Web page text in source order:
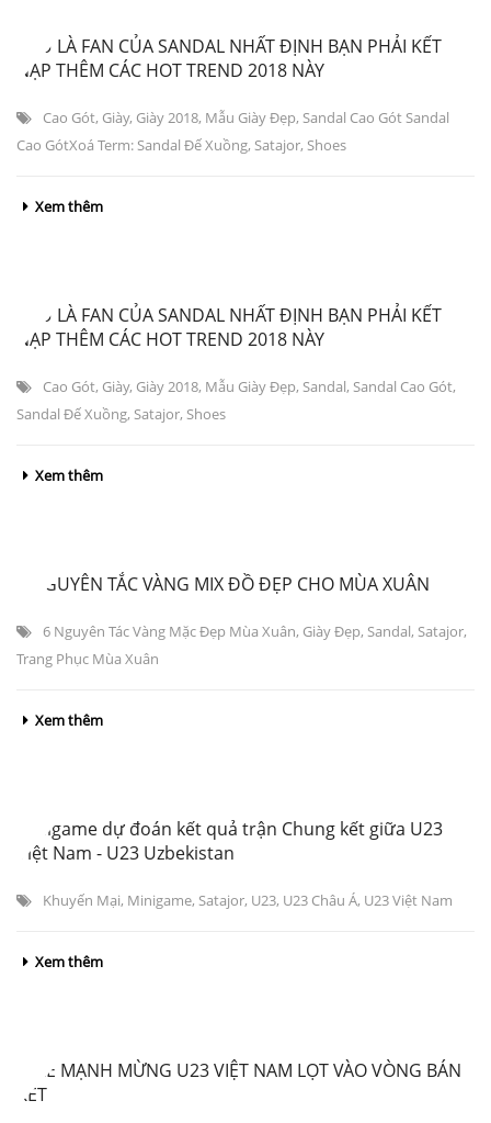
NẾU LÀ FAN CỦA SANDAL NHẤT ĐỊNH BẠN PHẢI KẾT
NẠP THÊM CÁC HOT TREND 2018 NÀY
Cao Gót, Giày, Giày 2018, Mẫu Giày Đẹp, Sandal Cao Gót Sandal
Cao GótXoá Term: Sandal Đế Xuồng, Satajor, Shoes
Xem thêm
NẾU LÀ FAN CỦA SANDAL NHẤT ĐỊNH BẠN PHẢI KẾT
NẠP THÊM CÁC HOT TREND 2018 NÀY
Cao Gót, Giày, Giày 2018, Mẫu Giày Đẹp, Sandal, Sandal Cao Gót,
Sandal Đế Xuồng, Satajor, Shoes
Xem thêm
6 NGUYÊN TẮC VÀNG MIX ĐỒ ĐẸP CHO MÙA XUÂN
6 Nguyên Tác Vàng Mặc Đẹp Mùa Xuân, Giày Đẹp, Sandal, Satajor,
Trang Phục Mùa Xuân
Xem thêm
Minigame dự đoán kết quả trận Chung kết giữa U23
Việt Nam - U23 Uzbekistan
Khuyến Mại, Minigame, Satajor, U23, U23 Châu Á, U23 Việt Nam
Xem thêm
SALE MẠNH MỪNG U23 VIỆT NAM LỌT VÀO VÒNG BÁN
KẾT